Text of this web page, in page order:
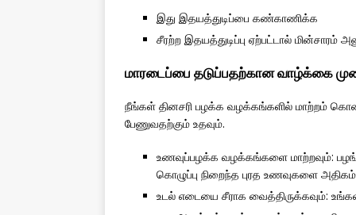
இது இதயத்துடிப்பை கண்காணிக்க
சீரற்ற இதயத்துடிப்பு ஏற்பட்டால் மின்சாரம்
மாரடைப்பை தடுப்பதற்கான வாழ்க்கை
நீங்கள் தினசரி பழக்க வழக்கங்களில் மாற்றம்
பேணுவதற்கும் உதவும்.
உணவுப்பழக்க வழக்கங்களை மாற்றவும்:
கொழுப்பு நிறைந்த புரத உணவுகளை
உடல் எடையை சீராக வைத்திருக்கவும்: